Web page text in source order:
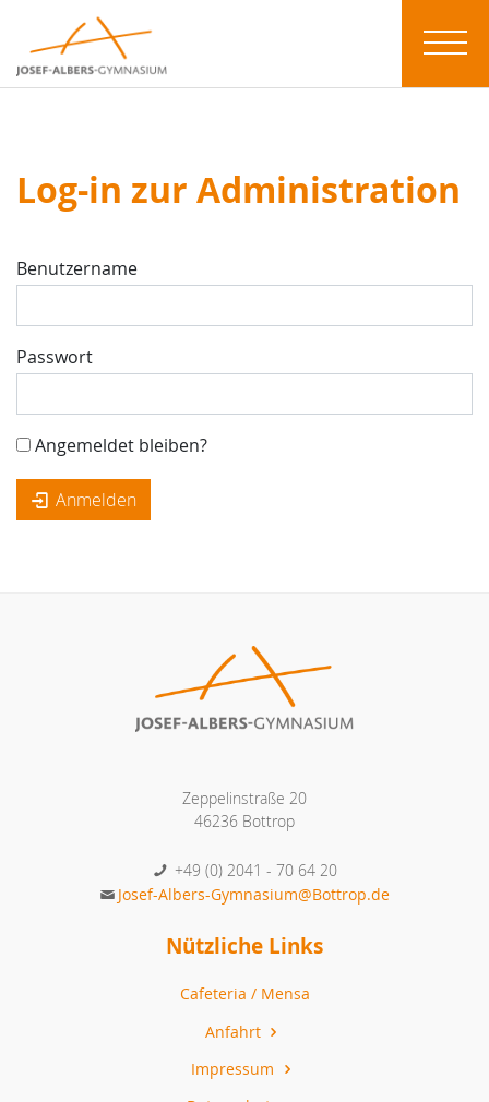
Log-in zur Administration
Benutzername
Passwort
Angemeldet bleiben?
Anmelden
Zeppelinstraße 20
46236 Bottrop
+49 (0) 2041 - 70 64 20
Josef-Albers-Gymnasium@Bottrop.de
Nützliche Links
Cafeteria / Mensa
Anfahrt
Impressum